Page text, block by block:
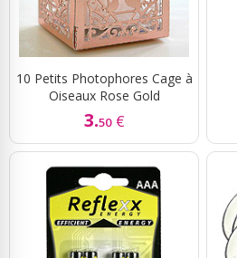
10 Petits Photophores Cage à
Oiseaux Rose Gold
3.50 €